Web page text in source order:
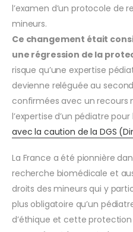
l’examen d’un protocole de
mineurs.
Ce changement était
une régression de la
risque qu’une expertise
devienne reléguée au
confirmées avec un recours
l’expertise d’un pédiatre
avec la caution de la DGS
La France a été pionnière
recherche biomédicale et
droits des mineurs qui y
plus obligatoire qu’un
d’éthique et cette